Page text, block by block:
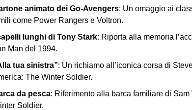
animato dei Go-Avengers: Un omaggio ai
come Power Rangers e Voltron.
lunghi di Tony Stark: Riporta alla memoria
Man del 1994.
tua sinistra”: Un richiamo all’iconica corsa di
The Winter Soldier.
da pesca: Riferimento alla barca familiare di
Soldier.